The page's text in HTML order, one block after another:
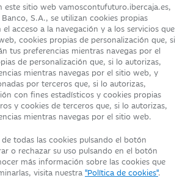
este sitio web vamoscontufuturo.ibercaja.es,
S.A., se utilizan cookies propias
acceso a la navegación y a los servicios que
cookies propias de personalización que, si
tus preferencias mientras navegas por el
de personalización que, si lo autorizas,
mientras navegas por el sitio web, y
por terceros que, si lo autorizas,
con fines estadísticos y cookies propias
y cookies de terceros que, si lo autorizas,
mientras navegas por el sitio web.
de todas las cookies pulsando el botón
o rechazar su uso pulsando en el botón
más información sobre las cookies que
visita nuestra "Política de cookies".
POLÍTICA DE COOKIES
2026
IBERCAJA - NIF. A-99319030 R.M. de
H.Z.-52186, Inscripc.1º)
2085.
de Basilio Paraíso, 2. 50008-Zaragoza.